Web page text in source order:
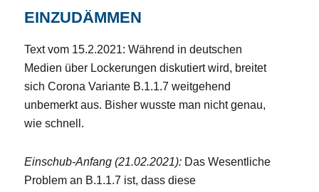
einzudämmen
Text vom 15.2.2021: Während in deutschen
Medien über Lockerungen diskutiert wird, breitet
sich Corona Variante B.1.1.7 weitgehend
unbemerkt aus. Bisher wusste man nicht genau,
wie schnell.
Einschub-Anfang (21.02.2021): Das Wesentliche
Problem an B.1.1.7 ist, dass diese